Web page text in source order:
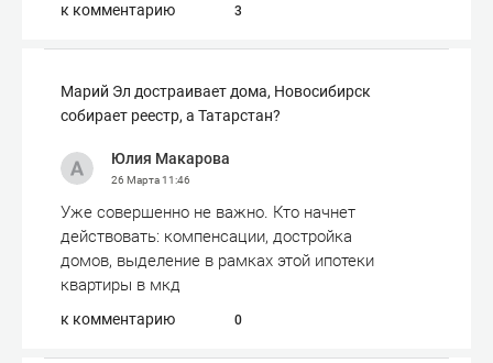
к комментарию 3
Марий Эл достраивает дома, Новосибирск
собирает реестр, а Татарстан?
Юлия Макарова
26 Марта11:46
Уже совершенно не важно. Кто начнет
действовать: компенсации, достройка
домов, выделение в рамках этой ипотеки
квартиры в мкд
к комментарию 0